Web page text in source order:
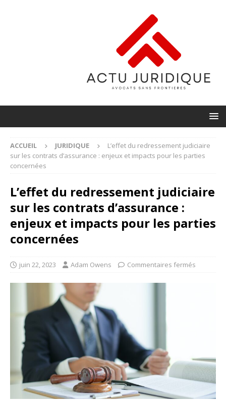
ACCUEIL JURIDIQUE
L’effet du redressement judiciaire
sur les contrats d’assurance : enjeux et impacts pour les parties
concernées
L’effet du redressement judiciaire
sur les contrats d’assurance :
enjeux et impacts pour les parties
concernées
juin 22, 2023 Adam Owens Commentaires fermés